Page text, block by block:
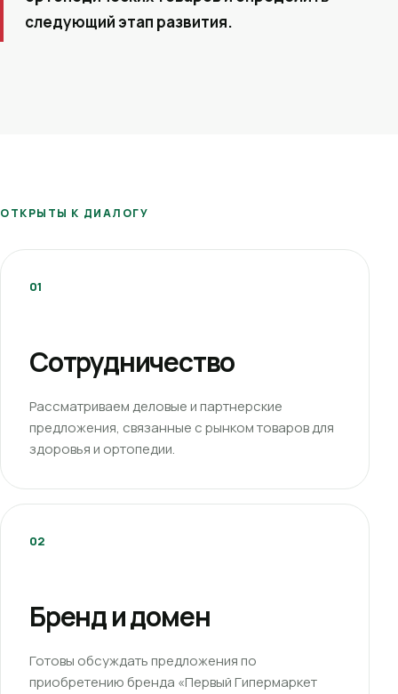
следующий этап развития.
ОТКРЫТЫ К ДИАЛОГУ
01
Сотрудничество
Рассматриваем деловые и партнерские
предложения, связанные с рынком товаров для
здоровья и ортопедии.
02
Бренд и домен
Готовы обсуждать предложения по
приобретению бренда «Первый Гипермаркет